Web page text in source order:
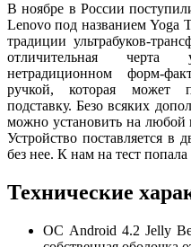
В ноябре в России
Lenovo под названием Yoga
традиции ультрабуков-
отличительная черта
нетрадиционном форм-
ручкой, которая может
подставку. Безо всяких
можно установить на любой
Устройство поставляется в
без нее. К нам на тест
Технические
ОС Android 4.2 Jelly